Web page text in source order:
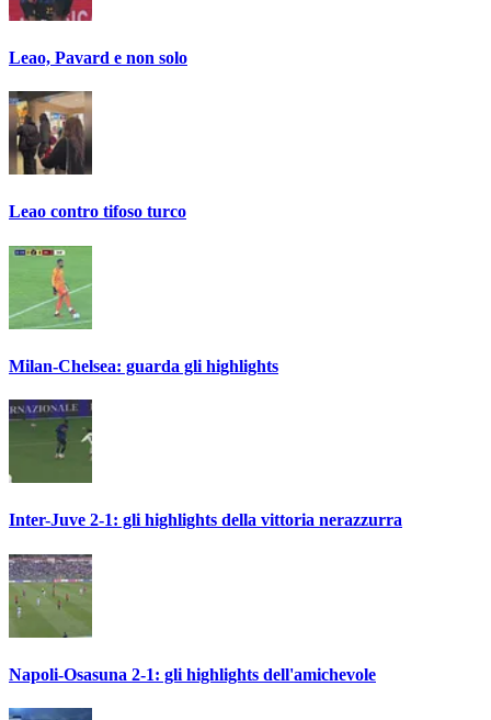
Leao, Pavard e non solo
Leao contro tifoso turco
Milan-Chelsea: guarda gli highlights
Inter-Juve 2-1: gli highlights della vittoria nerazzurra
Napoli-Osasuna 2-1: gli highlights dell'amichevole